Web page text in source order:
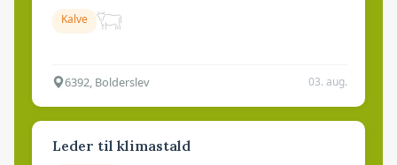
Kalve
6392, Bolderslev 03. aug.
Leder til klimastald